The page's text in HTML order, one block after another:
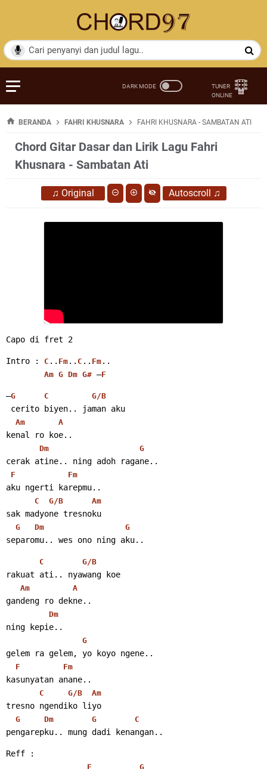
BERANDA FAHRI KHUSNARA FAHRI KHUSNARA - SAMBATAN ATI
Chord Gitar Dasar dan Lirik Lagu Fahri
Khusnara - Sambatan Ati
♫ Original Autoscroll ♫
Capo di fret 2
Intro : C .. Fm .. C .. Fm ..
Am G Dm G# –F
–G C G/B
cerito biyen.. jaman aku
Am A
kenal ro koe..
Dm G
cerak atine.. ning adoh ragane..
F Fm
aku ngerti karepmu..
C G/B Am
sak madyone tresnoku
G Dm G
separomu.. wes ono ning aku..
C G/B
rakuat ati.. nyawang koe
Am A
gandeng ro dekne..
Dm
ning kepie..
G
gelem ra gelem, yo koyo ngene..
F Fm
kasunyatan anane..
C G/B Am
tresno ngendiko liyo
G Dm G C
pengarepku.. mung dadi kenangan..
Reff :
F G